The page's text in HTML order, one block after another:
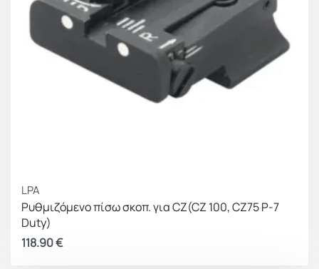
LPA
Ρυθμιζόμενο πίσω σκοπ. για CZ(CZ 100, CZ75 P-7
Duty)
118.90€